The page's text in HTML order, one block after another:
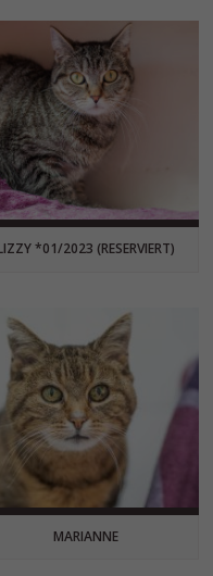
*01/2023 (RESERVIERT)
MARIANNE